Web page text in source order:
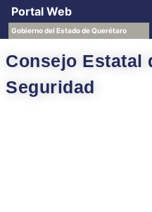
Portal Web
Gobierno del Estado de Querétaro
Consejo Estatal
Seguridad